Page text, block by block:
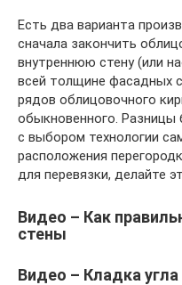
Есть два варианта
сначала закончить
внутреннюю стену (или
всей толщине фасадных
рядов облицовочного
обыкновенного.
с выбором технологии
расположения
для перевязки, делайте
Видео – Как
стены
Видео – Кладка угла